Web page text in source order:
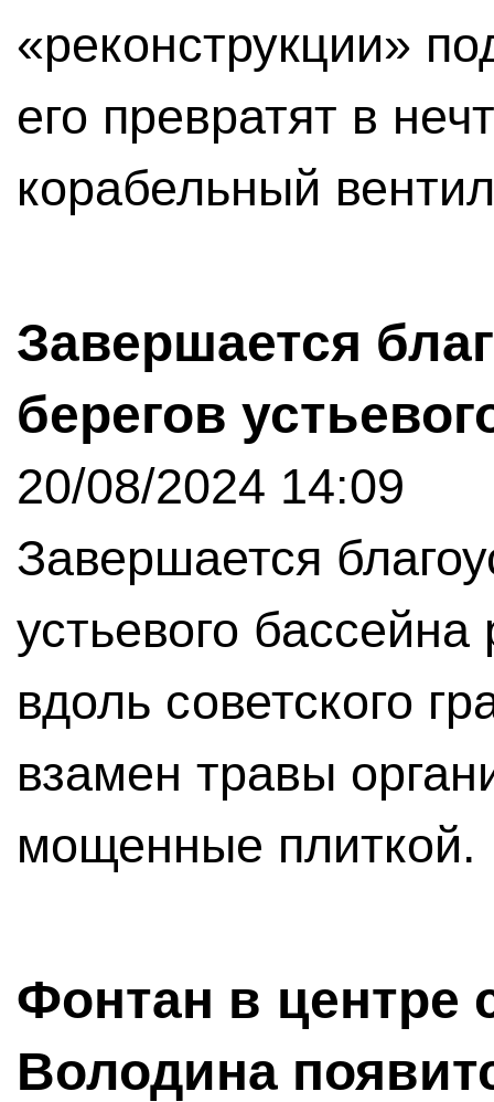
«реконструкции»
его превратят в
корабельный
Завершается
берегов
20/08/2024 14:09
Завершается
устьевого
вдоль советского
взамен травы
мощенные плиткой.
Фонтан в центре
Володина